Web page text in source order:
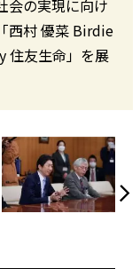
会の実現に向け
西村 優菜 Birdie
友生命」を展